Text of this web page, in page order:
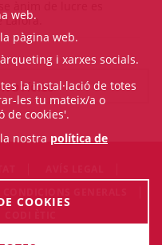
NOTÍCIES
web.
pàgina web.
i xarxes socials.
la instal·lació de totes
les tu mateix/a o
de cookies'.
nostra política de
COOKIES